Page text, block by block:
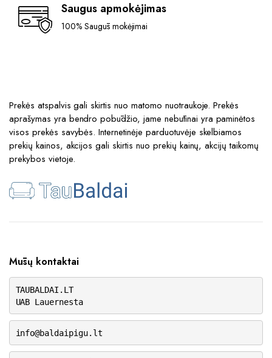
Saugus apmokėjimas
100% Saugūs mokėjimai
Prekės atspalvis gali skirtis nuo matomo nuotraukoje. Prekės
aprašymas yra bendro pobūdžio, jame nebūtinai yra paminėtos
visos prekės savybės. Internetinėje parduotuvėje skelbiamos
prekių kainos, akcijos gali skirtis nuo prekių kainų, akcijų taikomų
prekybos vietoje.
Mūsų kontaktai
TAUBALDAI.LT
UAB Lauernesta
info@baldaipigu.lt